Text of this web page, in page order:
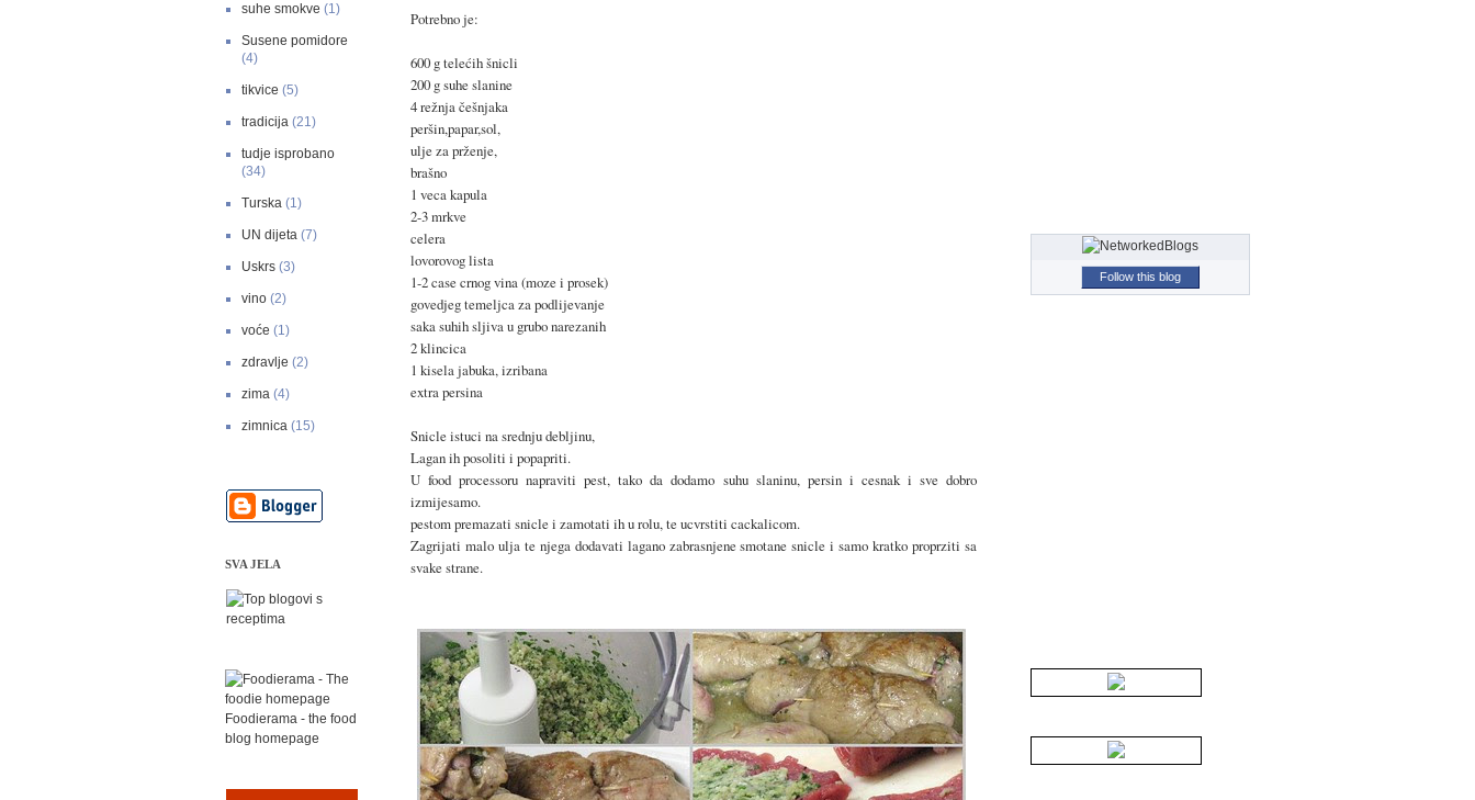
suhe smokve (1)
Susene pomidore
(4)
tikvice (5)
tradicija (21)
tudje isprobano
(34)
Turska (1)
UN dijeta (7)
Uskrs (3)
vino (2)
voće (1)
zdravlje (2)
zima (4)
zimnica (15)
SVA JELA
Foodierama - the food
blog homepage
Potrebno je:
600 g telećih šnicli
200 g suhe slanine
4 režnja češnjaka
peršin,papar,sol,
ulje za prženje,
brašno
1 veca kapula
2-3 mrkve
celera
lovorovog lista
1-2 case crnog vina (moze i prosek)
govedjeg temeljca za podlijevanje
saka suhih sljiva u grubo narezanih
2 klincica
1 kisela jabuka, izribana
extra persina
Snicle istuci na srednju debljinu,
Lagan ih posoliti i popapriti.
U food processoru napraviti pest, tako da dodamo suhu slaninu, persin i cesnak i sve dobro
izmijesamo.
pestom premazati snicle i zamotati ih u rolu, te ucvrstiti cackalicom.
Zagrijati malo ulja te njega dodavati lagano zabrasnjene smotane snicle i samo kratko proprziti sa
svake strane.
Follow this blog